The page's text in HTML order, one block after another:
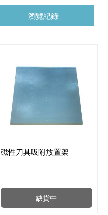
瀏覽紀錄
缺貨中
磁性刀具吸附放置架